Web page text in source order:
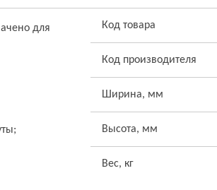
для
Код товара
Код производителя
Ширина, мм
Высота, мм
Вес, кг